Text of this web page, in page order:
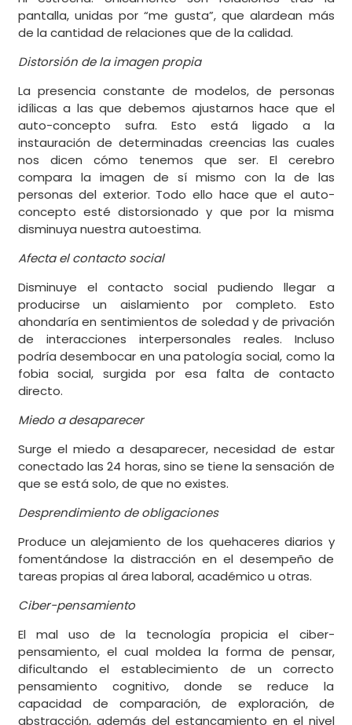
pantalla, unidas por “me gusta”, que alardean más
de la cantidad de relaciones que de la calidad.
Distorsión de la imagen propia
La presencia constante de modelos, de personas
idílicas a las que debemos ajustarnos hace que el
auto-concepto sufra. Esto está ligado a la
instauración de determinadas creencias las cuales
nos dicen cómo tenemos que ser. El cerebro
compara la imagen de sí mismo con la de las
personas del exterior. Todo ello hace que el auto-
concepto esté distorsionado y que por la misma
disminuya nuestra autoestima.
Afecta el contacto social
Disminuye el contacto social pudiendo llegar a
producirse un aislamiento por completo. Esto
ahondaría en sentimientos de soledad y de privación
de interacciones interpersonales reales. Incluso
podría desembocar en una patología social, como la
fobia social, surgida por esa falta de contacto
directo.
Miedo a desaparecer
Surge el miedo a desaparecer, necesidad de estar
conectado las 24 horas, sino se tiene la sensación de
que se está solo, de que no existes.
Desprendimiento de obligaciones
Produce un alejamiento de los quehaceres diarios y
fomentándose la distracción en el desempeño de
tareas propias al área laboral, académico u otras.
Ciber-pensamiento
El mal uso de la tecnología propicia el ciber-
pensamiento, el cual moldea la forma de pensar,
dificultando el establecimiento de un correcto
pensamiento cognitivo, donde se reduce la
capacidad de comparación, de exploración, de
abstracción, además del estancamiento en el nivel